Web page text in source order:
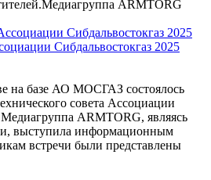
ARMTORG
Сибдальвостокгаз 2025
на базе АО МОСГАЗ состоялось
совета Ассоциации
Медиагруппа ARMTORG, являясь
выступила информационным
встречи были представлены